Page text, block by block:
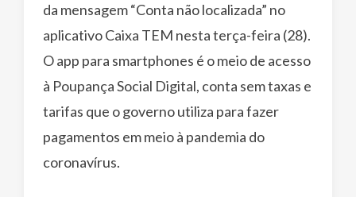
da mensagem “Conta não localizada” no
aplicativo Caixa TEM nesta terça-feira (28).
O app para smartphones é o meio de acesso
à Poupança Social Digital, conta sem taxas e
tarifas que o governo utiliza para fazer
pagamentos em meio à pandemia do
coronavírus.